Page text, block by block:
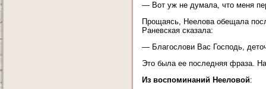
— Вот уж не думала, что меня
Прощаясь, Неелова обещала
Раневская сказала:
— Благослови Вас Господь,
Это была ее последняя фраза.
Из воспоминаний Нееловой: